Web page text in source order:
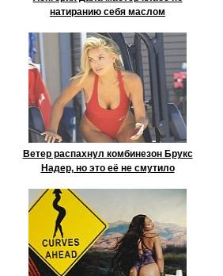
натиранию себя маслом
Ветер распахнул комбинезон Брукс
Надер, но это её не смутило